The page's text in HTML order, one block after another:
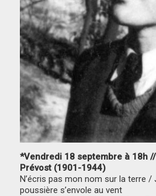
*Vendredi 18 septembre à 18h
Prévost (1901-1944)
N’écris pas mon nom sur la terre /
poussière s’envole au vent